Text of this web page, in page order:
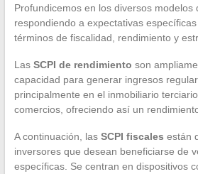
Profundicemos en los diversos modelos
respondiendo a expectativas
términos de fiscalidad, rendimiento y
Las SCPI de rendimiento son
capacidad para generar ingresos
principalmente en el inmobiliario
comercios, ofreciendo así un
A continuación, las SCPI fiscales están
inversores que desean beneficiarse de
específicas. Se centran en dispositivos